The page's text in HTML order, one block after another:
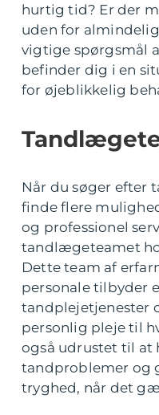
hurtig tid? Er der
uden for
vigtige spørgsmål
befinder dig i en
for øjeblikkelig
Når du søger efter
finde flere
og professionel
tandlægeteamet
Dette team af
personale tilbyder
tandplejetjenester
personlig pleje til
også udrustet til at
tandproblemer og
tryghed, når det